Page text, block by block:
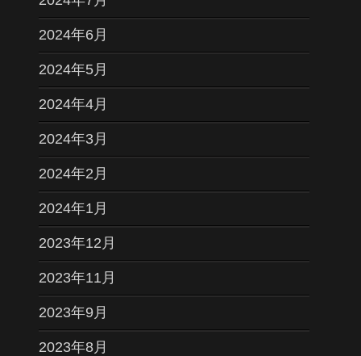
2024年6月
2024年5月
2024年4月
2024年3月
2024年2月
2024年1月
2023年12月
2023年11月
2023年9月
2023年8月